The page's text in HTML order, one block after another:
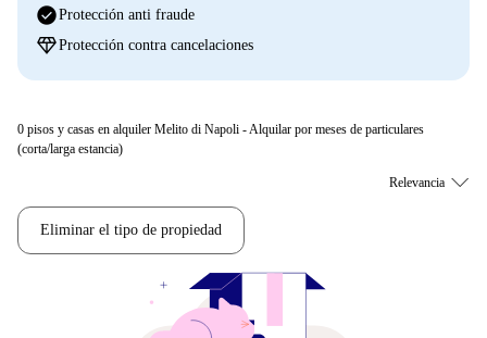
check_circleProtección anti fraude
diamondProtección contra cancelaciones
0 pisos y casas en alquiler Melito di Napoli - Alquilar por meses de particulares
(corta/larga estancia)
Eliminar el tipo de propiedad